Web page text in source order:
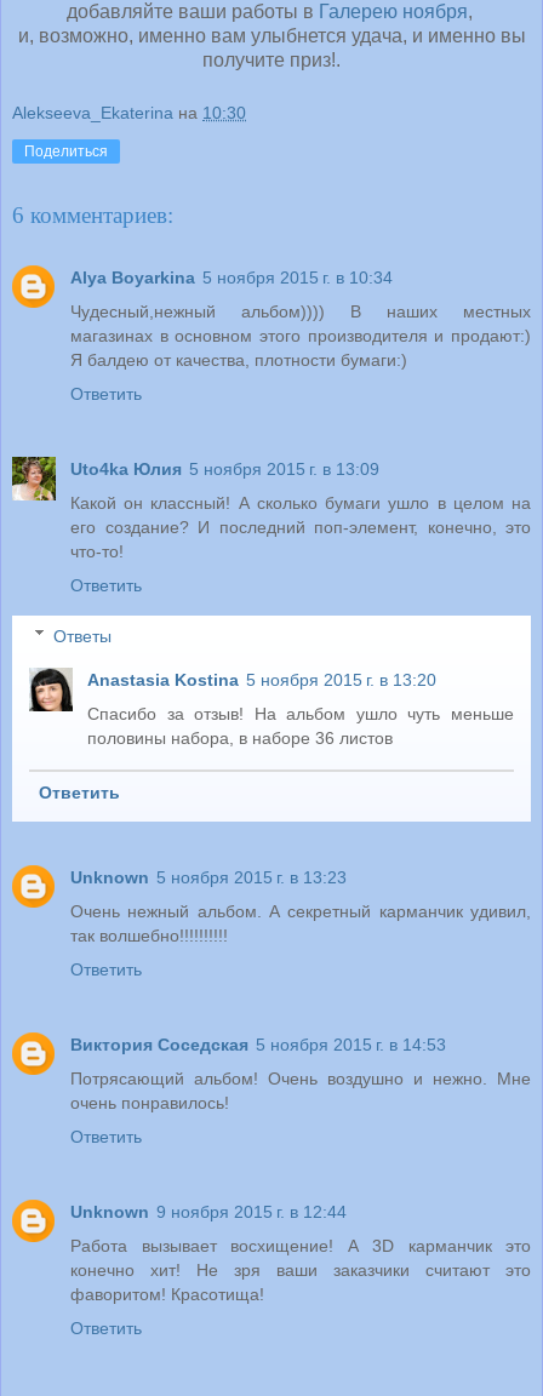
добавляйте ваши работы в Галерею ноября,
и, возможно, именно вам улыбнется удача, и именно вы
получите приз!.
Alekseeva_Ekaterina на 10:30
Поделиться
6 комментариев:
Alya Boyarkina 5 ноября 2015 г. в 10:34
Чудесный,нежный альбом)))) В наших местных
магазинах в основном этого производителя и продают:)
Я балдею от качества, плотности бумаги:)
Ответить
Uto4ka Юлия 5 ноября 2015 г. в 13:09
Какой он классный! А сколько бумаги ушло в целом на
его создание? И последний поп-элемент, конечно, это
что-то!
Ответить
Ответы
Anastasia Kostina 5 ноября 2015 г. в 13:20
Спасибо за отзыв! На альбом ушло чуть меньше
половины набора, в наборе 36 листов
Ответить
Unknown 5 ноября 2015 г. в 13:23
Очень нежный альбом. А секретный карманчик удивил,
так волшебно!!!!!!!!!!
Ответить
Виктория Соседская 5 ноября 2015 г. в 14:53
Потрясающий альбом! Очень воздушно и нежно. Мне
очень понравилось!
Ответить
Unknown 9 ноября 2015 г. в 12:44
Работа вызывает восхищение! А 3D карманчик это
конечно хит! Не зря ваши заказчики считают это
фаворитом! Красотища!
Ответить